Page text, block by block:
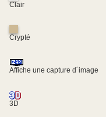
Clair
Crypté
Affiche une capture d´image
3D